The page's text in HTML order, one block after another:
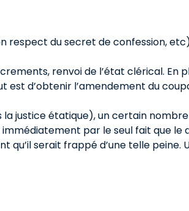
respect du secret de confession,
renvoi de l’état clérical. En
d’obtenir l’amendement du
la justice étatique), un certain
par le seul fait que le
qu’il serait frappé d’une telle peine.